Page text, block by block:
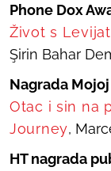
Phone Dox
Život s
Şirin Bahar
Nagrada
Otac i sin na
Journey,
HT nagrada